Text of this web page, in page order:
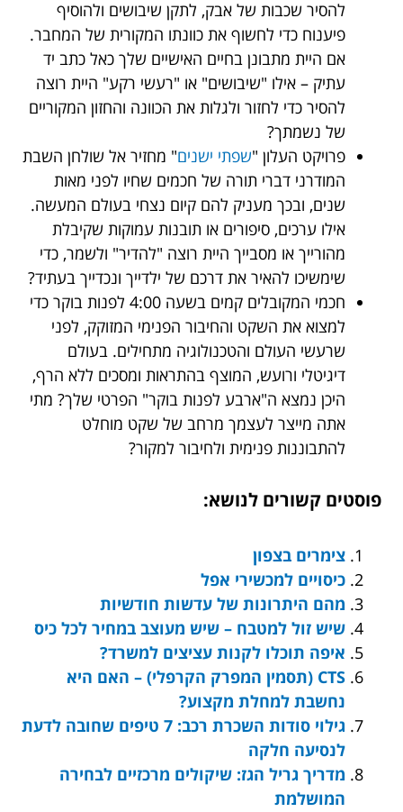
להסיר שכבות של אבק, לתקן שיבושים ולהוסיף
פיענוח כדי לחשוף את כוונתו המקורית של המחבר.
אם היית מתבונן בחיים האישיים שלך כאל כתב יד
עתיק – אילו "שיבושים" או "רעשי רקע" היית רוצה
להסיר כדי לחזור ולגלות את הכוונה והחזון המקוריים
של נשמתך?
פרויקט העלון "שפתי ישנים" מחזיר אל שולחן השבת
המודרני דברי תורה של חכמים שחיו לפני מאות
שנים, ובכך מעניק להם קיום נצחי בעולם המעשה.
אילו ערכים, סיפורים או תובנות עמוקות שקיבלת
מהורייך או מסבייך היית רוצה "להדיר" ולשמר, כדי
שימשיכו להאיר את דרכם של ילדייך ונכדייך בעתיד?
חכמי המקובלים קמים בשעה 4:00 לפנות בוקר כדי
למצוא את השקט והחיבור הפנימי המזוקק, לפני
שרעשי העולם והטכנולוגיה מתחילים. בעולם
דיגיטלי ורועש, המוצף בהתראות ומסכים ללא הרף,
היכן נמצא ה"ארבע לפנות בוקר" הפרטי שלך? מתי
אתה מייצר לעצמך מרחב של שקט מוחלט
להתבוננות פנימית ולחיבור למקור?
פוסטים קשורים לנושא:
צימרים בצפון
כיסויים למכשירי אפל
מהם היתרונות של עדשות חודשיות
שיש זול למטבח – שיש מעוצב במחיר לכל כיס
איפה תוכלו לקנות עציצים למשרד?
CTS (תסמין המפרק הקרפלי) – האם היא
נחשבת למחלת מקצוע?
גילוי סודות השכרת רכב: 7 טיפים שחובה לדעת
לנסיעה חלקה
מדריך גריל הגז: שיקולים מרכזיים לבחירה
המושלמת